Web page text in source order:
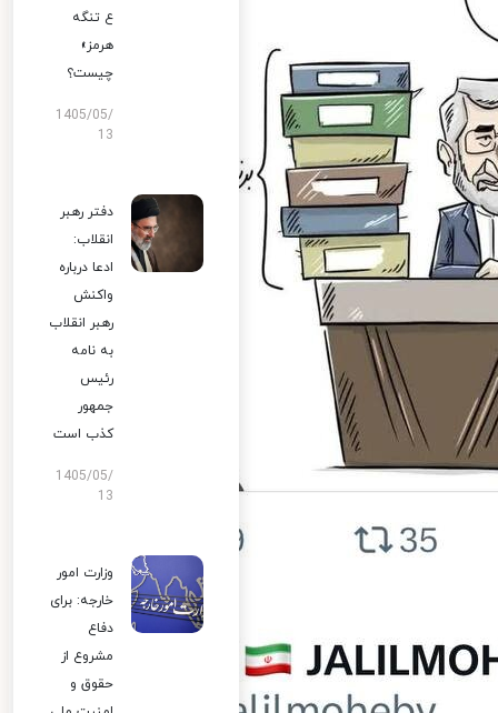
ع تنگه
هرمز»
چیست؟
1405/05/
13
دفتر رهبر
انقلاب:
ادعا درباره
واکنش
رهبر انقلاب
به نامه
رئیس
جمهور
کذب است
1405/05/
13
وزارت امور
خارجه: برای
دفاع
مشروع از
حقوق و